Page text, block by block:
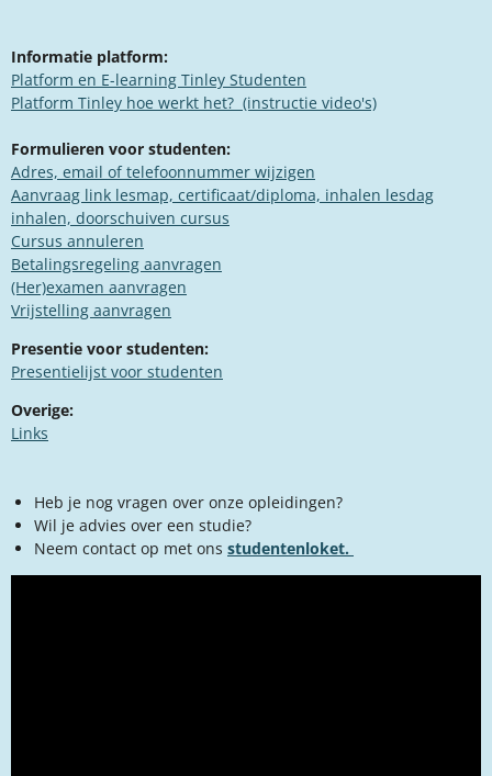
Informatie platform:
Platform en E-learning Tinley Studenten
​​Platform Tinley hoe werkt het? (instructie video's)
Formulieren voor studenten:
Adres, email of telefoonnummer wijzigen
Aanvraag link lesmap, certificaat/diploma, inhalen lesdag
inhalen, doorschuiven cursus
Cursus annuleren
Betalingsregeling aanvragen
(Her)examen aanvragen​
Vrijstelling aanvragen
Presentie voor studenten:
Presentielijst voor studenten
Overige:
Links​
Heb je nog vragen over onze opleidingen?
Wil je advies over een studie?
Neem contact op met ons studentenloket.